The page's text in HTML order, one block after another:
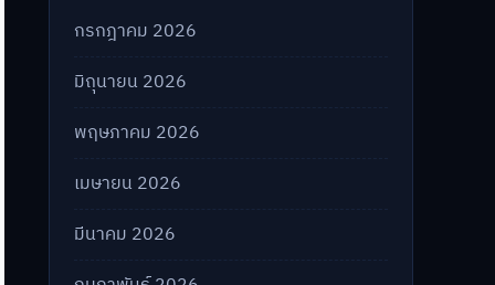
กรกฎาคม 2026
มิถุนายน 2026
พฤษภาคม 2026
เมษายน 2026
มีนาคม 2026